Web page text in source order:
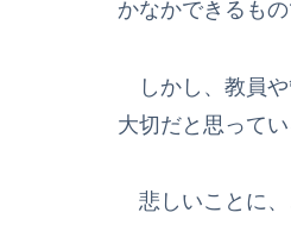
かなかできるもの
しかし、教員や
大切だと思ってい
悲しいことに、